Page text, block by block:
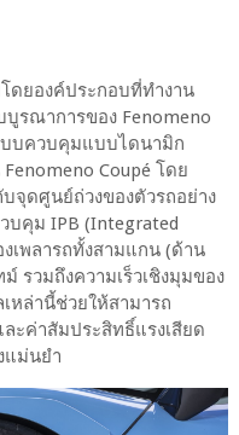
ดยองค์ประกอบที่ทำงาน
รณาการของ Fenomeno
บบควบคุมแบบไดนามิก
Coupé โดย
จุดศูนย์ถ่วงของตัวรถอย่าง
บคุม IPB (Integrated
เพลารถทั้งสามแกน (ด้าน
รวมถึงความเร็วเชิงมุมของ
หล่านี้ช่วยให้สามารถ
ละค่าสัมประสิทธิ์แรงเสียด
แม่นยำ